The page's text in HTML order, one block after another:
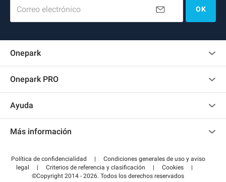
Correo electrónico OK
Onepark
Onepark PRO
Convertirse en colaborador
Acceder a mi área de colaborador
Ayuda
Pagar el aparcamiento FLOW
Más información
Guía de estacionamiento
Política de confidencialidad |
Condiciones generales de uso y aviso
legal
| Criterios de referencia y clasificación | Cookies
|
©Copyright 2014 - 2026. Todos los derechos reservados